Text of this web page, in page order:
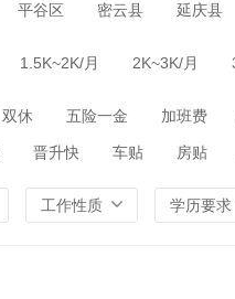
平谷区 密云县 延庆县
1.5K~2K/月 2K~3K/月
双休 五险一金 加班费
晋升快 车贴 房贴
工作性质 学历要求